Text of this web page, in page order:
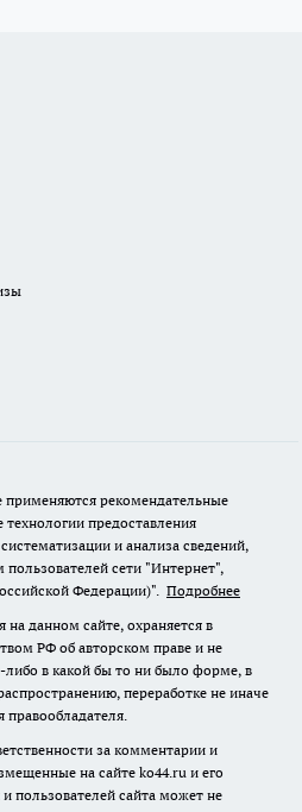
рекомендательные
предоставления
и анализа сведений,
сети "Интернет",
Федерации)". Подробнее
данном сайте, охраняется в
РФ об авторском праве и не
в какой бы то ни было форме, в
переработке не иначе
правообладателя.
за комментарии и
на сайте ko44.ru и его
пользователей сайта может не